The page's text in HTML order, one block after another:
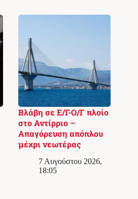
Βλάβη σε Ε/Γ-Ο/Γ πλοίο
στο Αντίρριο –
Απαγόρευση απόπλου
μέχρι νεωτέρας
7 Αυγούστου 2026,
18:05